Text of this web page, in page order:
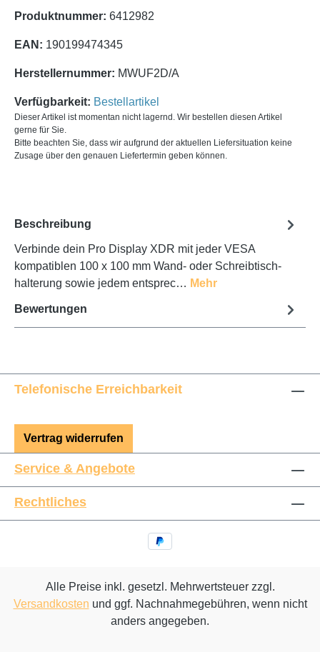
Produktnummer: 6412982
EAN: 190199474345
Herstellernummer: MWUF2D/A
Verfügbarkeit: Bestellartikel
Dieser Artikel ist momentan nicht lagernd. Wir bestellen diesen Artikel
gerne für Sie.
Bitte beachten Sie, dass wir aufgrund der aktuellen Liefersituation keine
Zusage über den genauen Liefertermin geben können.
Beschreibung
Verbinde dein Pro Display XDR mit jeder VESA
kompatiblen 100 x 100 mm Wand- oder Schreibtisch­
halterung sowie jedem entsprec… Mehr
Bewertungen
Telefonische Erreichbarkeit
Vertrag widerrufen
Service & Angebote
Rechtliches
Alle Preise inkl. gesetzl. Mehrwertsteuer zzgl.
Versandkosten und ggf. Nachnahmegebühren, wenn nicht
anders angegeben.